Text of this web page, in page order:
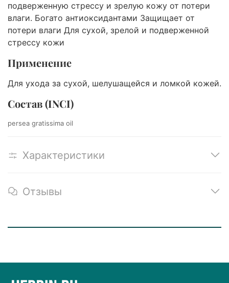
подверженную стрессу и зрелую кожу от потери
влаги. Богато антиоксидантами Защищает от
потери влаги Для сухой, зрелой и подверженной
стрессу кожи
Применение
Для ухода за сухой, шелушащейся и ломкой кожей.
Состав (INCI)
persea gratissima oil
Характеристики
Отзывы